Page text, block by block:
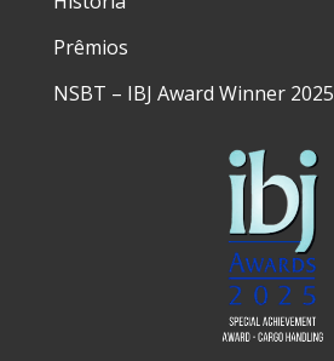
Prêmios
NSBT – IBJ Award Winner 2025